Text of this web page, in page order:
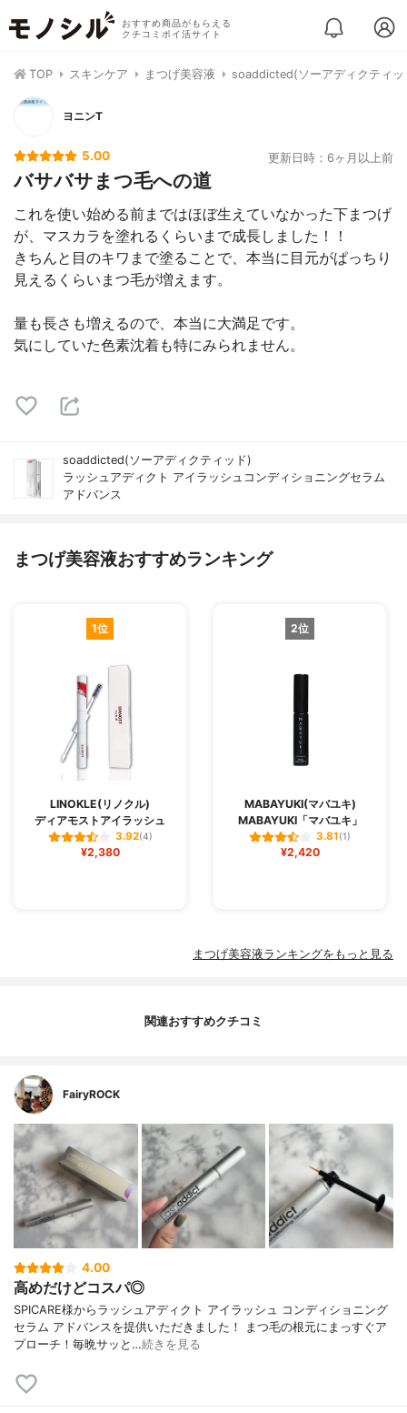
おすすめ商品がもらえる
クチコミポイ活サイト
TOP スキンケア まつげ美容液 soaddicted(ソーアディクティ
ヨニンT
5.00 更新日時：6ヶ月以上前
バサバサまつ毛への道
これを使い始める前まではほぼ生えていなかった下まつげ
が、マスカラを塗れるくらいまで成長しました！！
きちんと目のキワまで塗ることで、本当に目元がぱっちり
見えるくらいまつ毛が増えます。
量も長さも増えるので、本当に大満足です。
気にしていた色素沈着も特にみられません。
soaddicted(ソーアディクティッド)
ラッシュアディクト アイラッシュコンディショニングセラム
アドバンス
まつげ美容液おすすめランキング
1位
LINOKLE(リノクル)
ディアモストアイラッシュ
3.92(4)
¥2,380
2位
MABAYUKI(マバユキ)
MABAYUKI「マバユキ」
3.81(1)
¥2,420
まつげ美容液ランキングをもっと見る
関連おすすめクチコミ
FairyROCK
4.00
高めだけどコスパ◎
SPICARE様からラッシュアディクト アイラッシュ コンディショニング
セラム アドバンスを提供いただきました！ まつ毛の根元にまっすぐア
プローチ！毎晩サッと…続きを見る